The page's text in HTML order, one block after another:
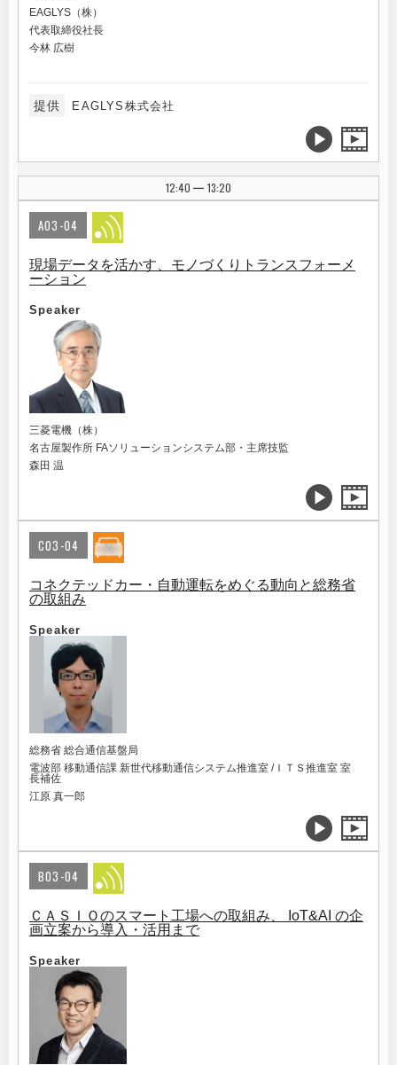
EAGLYS（株）
代表取締役社長
今林 広樹
提供 EAGLYS株式会社
12:40 | 13:20
A03-04
現場データを活かす、モノづくりトランスフォーメ
ーション
Speaker
三菱電機（株）
名古屋製作所 FAソリューションシステム部・主席技監
森田 温
C03-04
コネクテッドカー・自動運転をめぐる動向と総務省
の取組み
Speaker
総務省 総合通信基盤局
電波部 移動通信課 新世代移動通信システム推進室 /ＩＴＳ推進室 室
長補佐
江原 真一郎
B03-04
ＣＡＳＩＯのスマート工場への取組み、 IoT&AI の企
画立案から導入・活用まで
Speaker